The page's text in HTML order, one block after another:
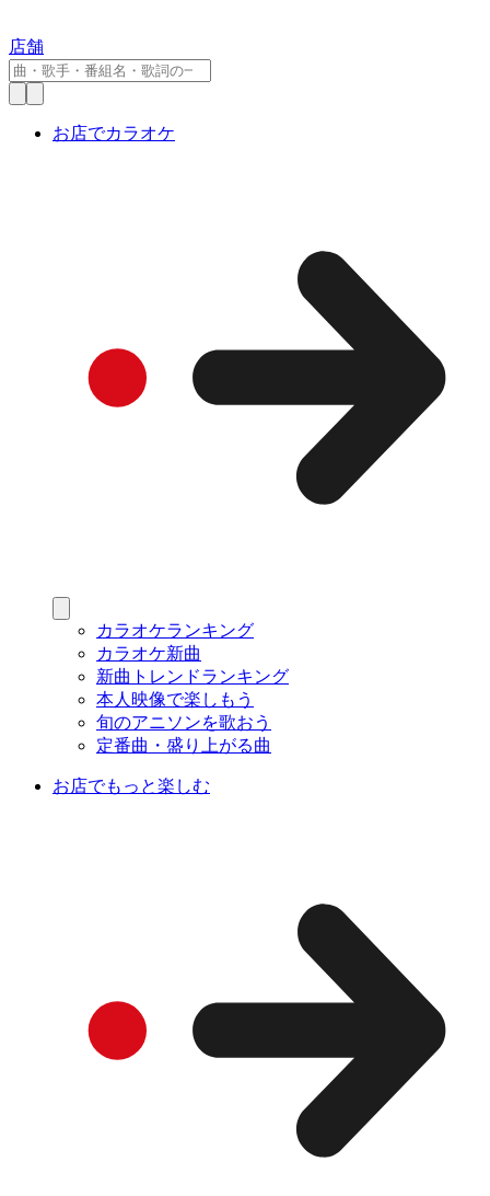
店舗
お店でカラオケ
カラオケランキング
カラオケ新曲
新曲トレンドランキング
本人映像で楽しもう
旬のアニソンを歌おう
定番曲・盛り上がる曲
お店でもっと楽しむ